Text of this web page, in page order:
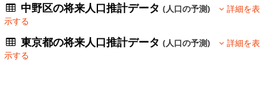
中野区の将来人口推計データ(人口の予測)
詳細を表
示する
東京都の将来人口推計データ(人口の予測)
詳細を表
示する